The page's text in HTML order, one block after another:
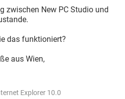
TIKTOK
INSTAGRAM
TIKTOK
zwischen New PC Studio und
das funktioniert?
aus Wien,
Explorer 10.0